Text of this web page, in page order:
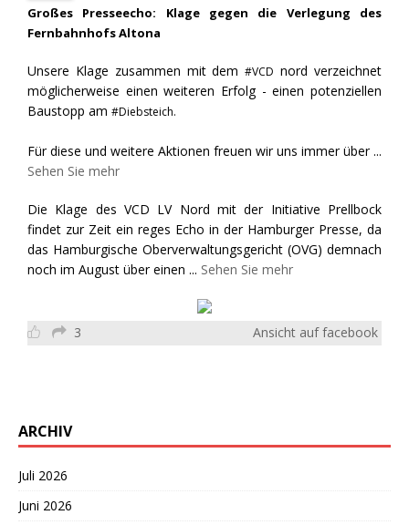
Großes Presseecho: Klage gegen die Verlegung des
Fernbahnhofs Altona
Unsere Klage zusammen mit dem#VCD nord verzeichnet
möglicherweise einen weiteren Erfolg - einen potenziellen
Baustopp am #Diebsteich.
Für diese und weitere Aktionen freuen wir uns immer über ...
Sehen Sie mehr
Die Klage des VCD LV Nord mit der Initiative Prellbock
findet zur Zeit ein reges Echo in der Hamburger Presse, da
das Hamburgische Oberverwaltungsgericht (OVG) demnach
noch im August über einen ... Sehen Sie mehr
3 Ansicht auf facebook
ARCHIV
Juli 2026
Juni 2026